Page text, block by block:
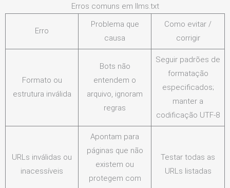
Erros comuns em llms.txt
Erro
Problema que
causa
Como evitar /
corrigir
Formato ou
estrutura inválida
Bots não
entendem o
arquivo, ignoram
regras
Seguir padrões de
formatação
especificados;
manter a
codificação UTF‑8
URLs inválidas ou
inacessíveis
Apontam para
páginas que não
existem ou
protegem com
Testar todas as
URLs listadas